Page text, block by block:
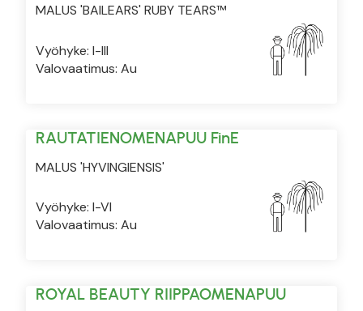
MALUS 'BAILEARS' RUBY TEARS™
Vyöhyke: I-III
Valovaatimus: Au
RAUTATIENOMENAPUU FinE
MALUS 'HYVINGIENSIS'
Vyöhyke: I-VI
Valovaatimus: Au
ROYAL BEAUTY RIIPPAOMENAPUU